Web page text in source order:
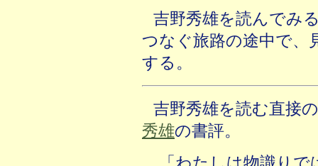
吉野秀雄を読んでみ
つなぐ旅路の途中で、
する。
吉野秀雄を読む直接
秀雄の書評。